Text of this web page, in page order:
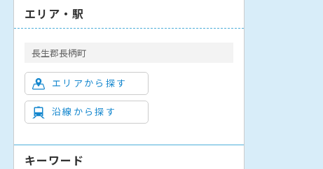
エリア・駅
長生郡長柄町
エリアから探す
沿線から探す
キーワード